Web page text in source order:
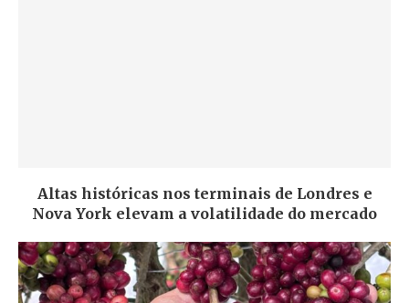
Altas históricas nos terminais de Londres e
Nova York elevam a volatilidade do mercado